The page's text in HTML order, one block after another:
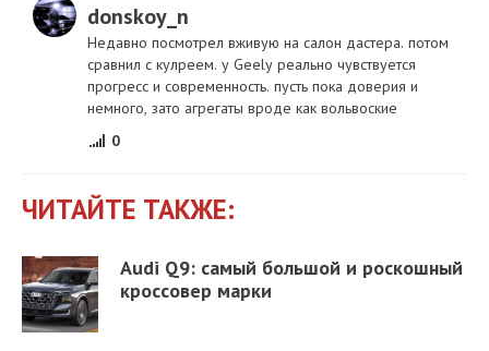
donskoy_n
Недавно посмотрел вживую на салон дастера. потом
сравнил с кулреем. у Geely реально чувствуется
прогресс и современность. пусть пока доверия и
немного, зато агрегаты вроде как вольвоские
0
ЧИТАЙТЕ ТАКЖЕ:
Audi Q9: самый большой и роскошный
кроссовер марки